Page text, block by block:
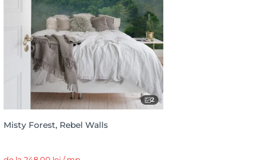
2
Misty Forest, Rebel Walls